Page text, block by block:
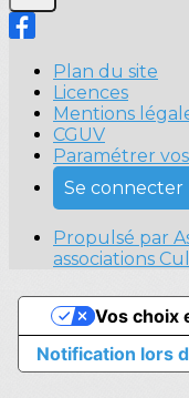
Plan du site
Licences
Mentions
CGUV
Paramétrer
Se connecter
Propulsé par
associations
Notification lors
Vos choix